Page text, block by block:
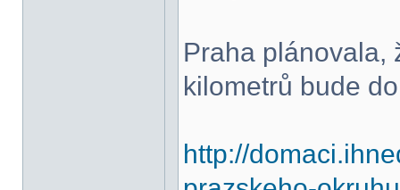
Praha plánovala,
kilometrů bude
http://